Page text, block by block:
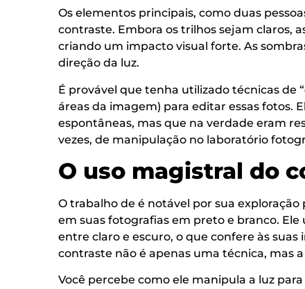
Os elementos principais, como duas
contraste. Embora os trilhos sejam claros,
criando um impacto visual forte. As
direção da luz.
É provável que tenha utilizado técnicas de
áreas da imagem) para editar essas fotos.
espontâneas, mas que na verdade eram
vezes, de manipulação no laboratório
O uso magistral do
O trabalho de é notável por sua
em suas fotografias em preto e branco.
entre claro e escuro, o que confere às
contraste não é apenas uma técnica, mas
Você percebe como ele manipula a luz